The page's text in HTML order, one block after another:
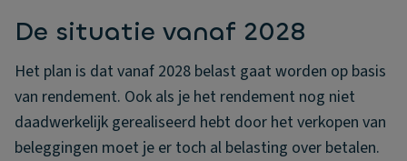
De situatie vanaf 2028
Het plan is dat vanaf 2028 belast gaat worden op basis
van rendement. Ook als je het rendement nog niet
daadwerkelijk gerealiseerd hebt door het verkopen van
beleggingen moet je er toch al belasting over betalen.